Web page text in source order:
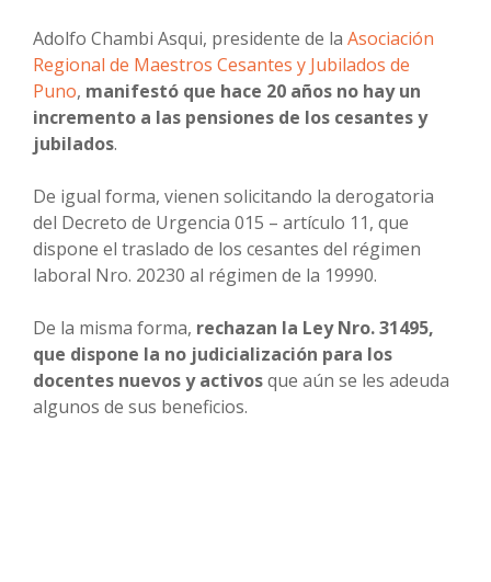
Adolfo Chambi Asqui, presidente de la Asociación
Regional de Maestros Cesantes y Jubilados de
Puno, manifestó que hace 20 años no hay un
incremento a las pensiones de los cesantes y
jubilados.
De igual forma, vienen solicitando la derogatoria
del Decreto de Urgencia 015 – artículo 11, que
dispone el traslado de los cesantes del régimen
laboral Nro. 20230 al régimen de la 19990.
De la misma forma, rechazan la Ley Nro. 31495,
que dispone la no judicialización para los
docentes nuevos y activosque aún se les adeuda
algunos de sus beneficios.